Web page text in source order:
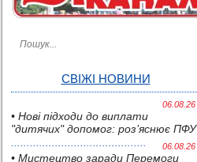
СВІЖІ НОВИНИ
06.08.26
• Нові підходи до виплати
"дитячих" допомог: роз’яснює ПФУ
06.08.26
• Мистецтво заради Перемоги